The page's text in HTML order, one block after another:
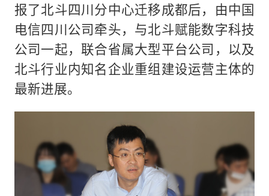
报了北斗四川分中心迁移成都后，由中国
电信四川公司牵头，与北斗赋能数字科技
公司一起，联合省属大型平台公司，以及
北斗行业内知名企业重组建设运营主体的
最新进展。